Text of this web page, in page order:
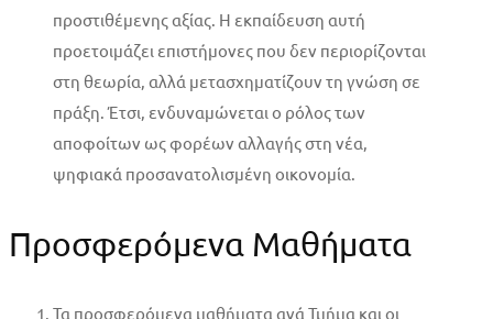
προστιθέμενης αξίας. Η εκπαίδευση αυτή
προετοιμάζει επιστήμονες που δεν περιορίζονται
στη θεωρία, αλλά μετασχηματίζουν τη γνώση σε
πράξη. Έτσι, ενδυναμώνεται ο ρόλος των
αποφοίτων ως φορέων αλλαγής στη νέα,
ψηφιακά προσανατολισμένη οικονομία.
Προσφερόμενα Μαθήματα
Τα προσφερόμενα μαθήματα ανά Τμήμα και οι